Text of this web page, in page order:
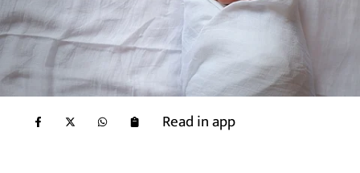
Read in app